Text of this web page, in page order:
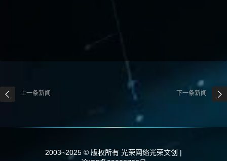
上一条新闻 下一条新闻
2003~2025 © 版权所有 光荣网络光荣文创 |